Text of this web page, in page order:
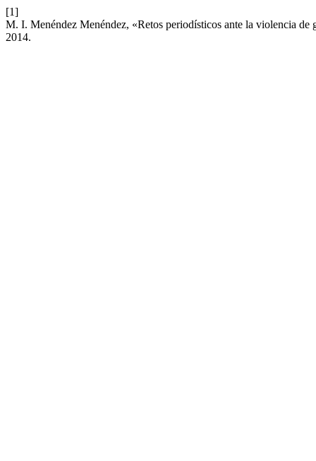
[1]
M. I. Menéndez Menéndez, «Retos periodísticos ante la violencia de
2014.